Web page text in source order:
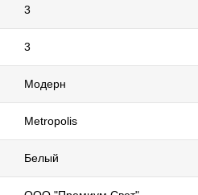
3
3
Модерн
Metropolis
Белый